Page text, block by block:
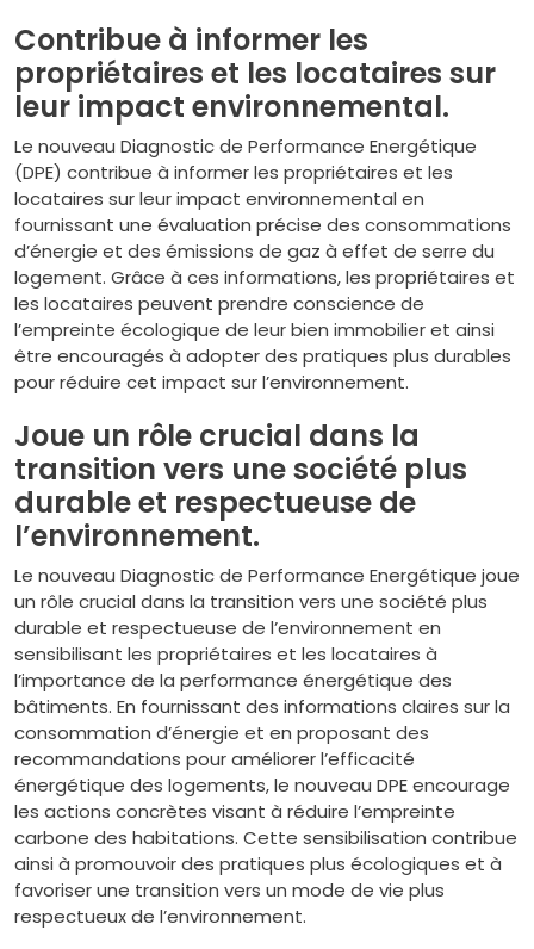
Contribue à informer les
propriétaires et les locataires sur
leur impact environnemental.
Le nouveau Diagnostic de Performance Energétique
(DPE) contribue à informer les propriétaires et les
locataires sur leur impact environnemental en
fournissant une évaluation précise des consommations
d’énergie et des émissions de gaz à effet de serre du
logement. Grâce à ces informations, les propriétaires et
les locataires peuvent prendre conscience de
l’empreinte écologique de leur bien immobilier et ainsi
être encouragés à adopter des pratiques plus durables
pour réduire cet impact sur l’environnement.
Joue un rôle crucial dans la
transition vers une société plus
durable et respectueuse de
l’environnement.
Le nouveau Diagnostic de Performance Energétique joue
un rôle crucial dans la transition vers une société plus
durable et respectueuse de l’environnement en
sensibilisant les propriétaires et les locataires à
l’importance de la performance énergétique des
bâtiments. En fournissant des informations claires sur la
consommation d’énergie et en proposant des
recommandations pour améliorer l’efficacité
énergétique des logements, le nouveau DPE encourage
les actions concrètes visant à réduire l’empreinte
carbone des habitations. Cette sensibilisation contribue
ainsi à promouvoir des pratiques plus écologiques et à
favoriser une transition vers un mode de vie plus
respectueux de l’environnement.